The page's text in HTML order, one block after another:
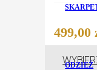
ODZIEŻ
499,00